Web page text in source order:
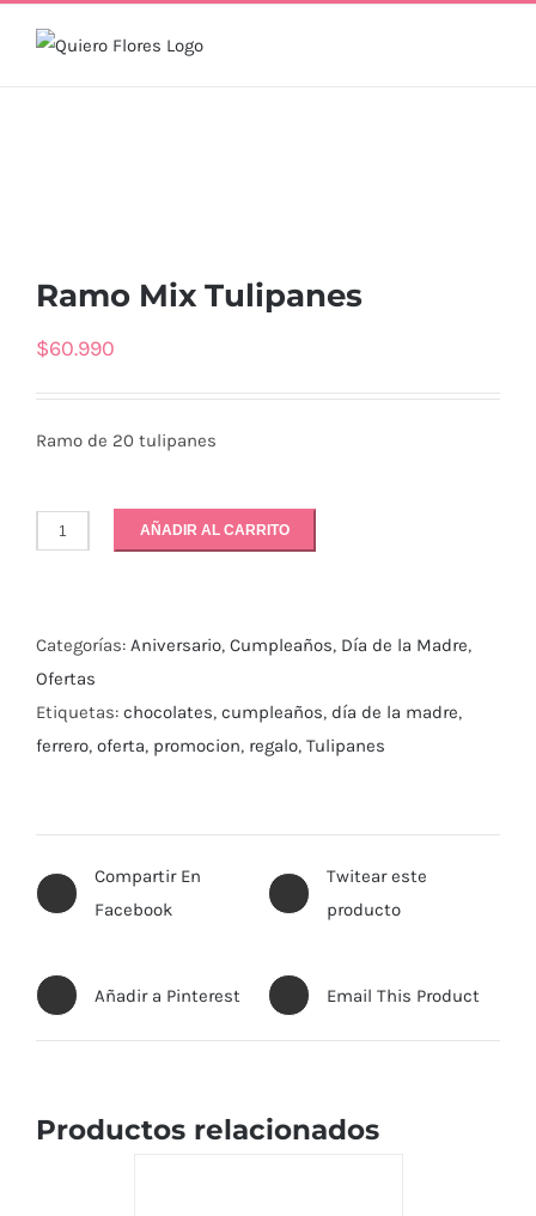
Ramo Mix Tulipanes
$60.990
Ramo de 20 tulipanes
Ramo
cantidad
AÑADIR AL CARRITO
Categorías: Aniversario, Cumpleaños, Día de la Madre,
Ofertas
Etiquetas: chocolates, cumpleaños, día de la madre,
ferrero, oferta, promocion, regalo, Tulipanes
Compartir En
Facebook
Twitear este
producto
Añadir a Pinterest Email This Product
Productos relacionados